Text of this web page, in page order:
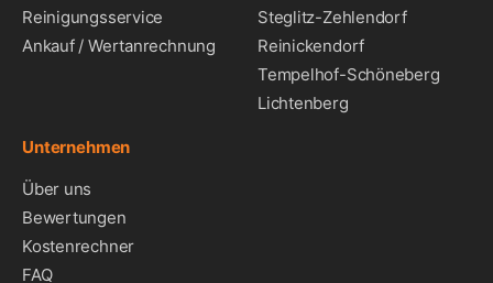
Reinigungsservice
Ankauf / Wertanrechnung
Steglitz-Zehlendorf
Reinickendorf
Tempelhof-Schöneberg
Lichtenberg
Unternehmen
Über uns
Bewertungen
Kostenrechner
FAQ